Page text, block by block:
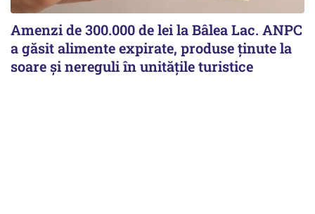
Amenzi de 300.000 de lei la Bâlea Lac. ANPC
a găsit alimente expirate, produse ținute la
soare și nereguli în unitățile turistice